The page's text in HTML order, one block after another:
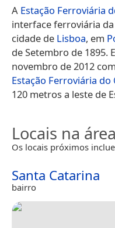
A Estação Ferroviária
interface ferroviária da
cidade de Lisboa, em
de Setembro de 1895.
novembro de 2012
Estação Ferroviária do
120 metros a leste de
Locais na área
Os locais próximos
Santa Catarina
bairro